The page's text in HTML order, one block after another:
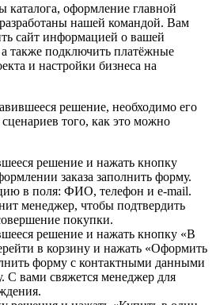
каталога, оформление главной
нашей командой. Вам
сайт информацией о вашей
также подключить платёжные
и настройки бизнеса на
решение, необходимо его
сценариев того, как это можно
решение и нажать кнопку
заказа заполнить форму.
в поля: ФИО, телефон и e-mail.
менеджер, чтобы подтвердить
покупки.
решение и нажать кнопку «В
в корзину и нажать «Оформить
форму с контактными данными
С вами свяжется менеджер для